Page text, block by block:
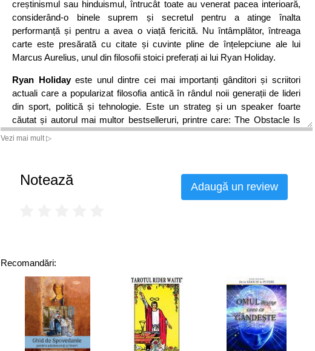
creștinismul sau hinduismul, întrucât toate au venerat pacea interioară,
considerând-o binele suprem și secretul pentru a atinge înalta
performanță și pentru a avea o viață fericită. Nu întâmplător, întreaga
carte este presărată cu citate și cuvinte pline de înțelepciune ale lui
Marcus Aurelius, unul din filosofii stoici preferați ai lui Ryan Holiday.
Ryan Holidayeste unul dintre cei mai importanți gânditori și scriitori
actuali care a popularizat filosofia antică în rândul noii generații de lideri
din sport, politică și tehnologie. Este un strateg și un speaker foarte
căutat și autorul mai multor bestselleruri, printre care: The Obstacle Is
the Way / Obstacolul este calea, Ego Is the Enemy / Inamicul este egoul
Locuiește în împrejurimile orașului Austin, Texas, împreună cu familia lui.
Lumea în care trăim e atât de zgomotoasă... Pare aproape incredibil
tuturor:
„Birourile gem de hârtii, iar mesajele din inbox-uri sunt nesfârșite.
Putem fi întotdeauna contactați, ceea ce înseamnă că discuțiile în
contradictoriu și informațiile de ultimă oră sunt mereu la un pas de
noi. Ș;tirile ne bombardează cu tot felul de crize de pe fiecare ecran
Vezi mai mult ▷
Notează Adaugă un review
Recomandări: